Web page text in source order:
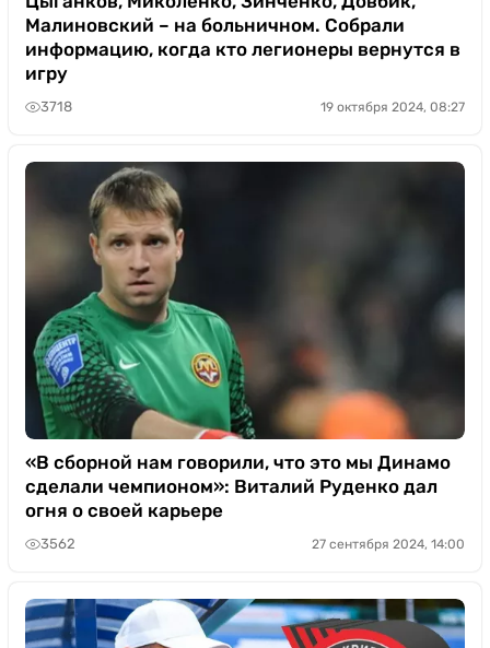
Малиновский – на больничном. Собрали
информацию, когда кто легионеры вернутся в
игру
3718 19 октября 2024, 08:27
«В сборной нам говорили, что это мы Динамо
сделали чемпионом»: Виталий Руденко дал
огня о своей карьере
3562 27 сентября 2024, 14:00